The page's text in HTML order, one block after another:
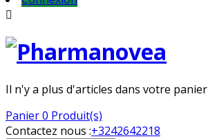

Il n'y a plus d'articles dans votre panier
Panier0 Produit(s)
Contactez nous :+3242642218